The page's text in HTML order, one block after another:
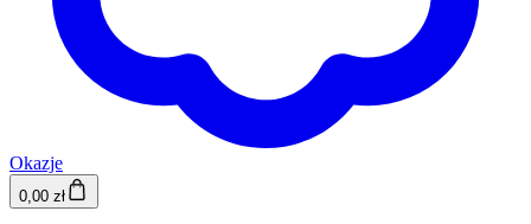
Okazje
0,00 zł